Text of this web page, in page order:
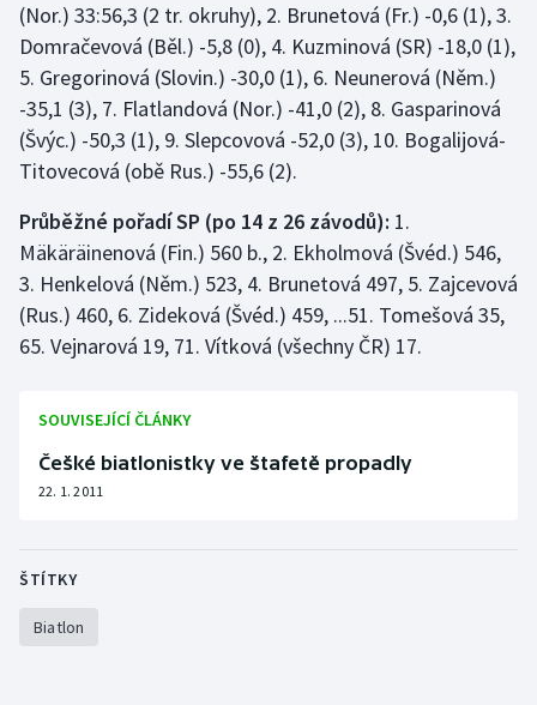
Motorsport
Olympijské hry
Parasport
Plážový volejbal
Ragby
Short track
(Nor.) 33:56,3 (2 tr. okruhy), 2. Brunetová (Fr.) -0,6 (1), 3.
Domračevová (Běl.) -5,8 (0), 4. Kuzminová (SR) -18,0 (1),
5. Gregorinová (Slovin.) -30,0 (1), 6. Neunerová (Něm.)
-35,1 (3), 7. Flatlandová (Nor.) -41,0 (2), 8. Gasparinová
(Švýc.) -50,3 (1), 9. Slepcovová -52,0 (3), 10. Bogalijová-
Titovecová (obě Rus.) -55,6 (2).
Průběžné pořadí SP (po 14 z 26 závodů): 1.
Mäkäräinenová (Fin.) 560 b., 2. Ekholmová (Švéd.) 546,
3. Henkelová (Něm.) 523, 4. Brunetová 497, 5. Zajcevová
(Rus.) 460, 6. Zideková (Švéd.) 459, ...51. Tomešová 35,
65. Vejnarová 19, 71. Vítková (všechny ČR) 17.
SOUVISEJÍCÍ ČLÁNKY
Češké biatlonistky ve štafetě propadly
22. 1. 2011
ŠTÍTKY
Biatlon